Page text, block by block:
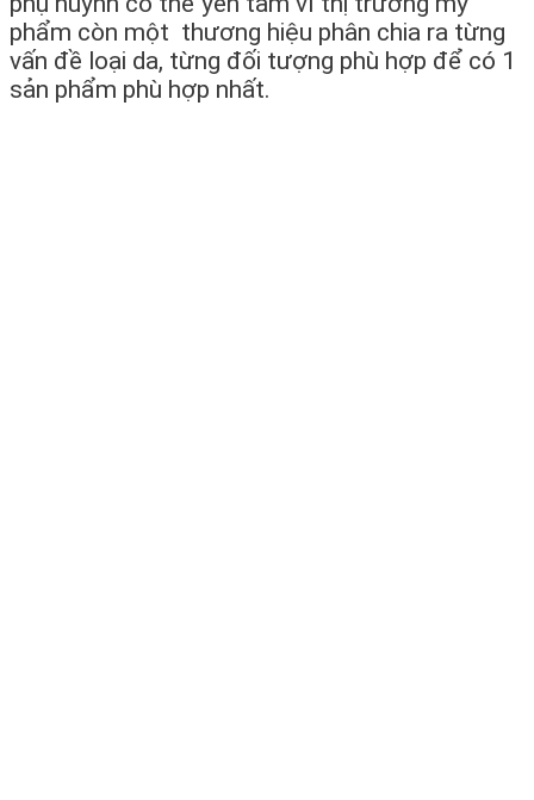
phẩm còn một thương hiệu phân chia ra từng
vấn đề loại da, từng đối tượng phù hợp để có 1
sản phẩm phù hợp nhất.